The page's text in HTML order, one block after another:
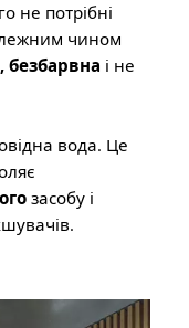
не потрібні
чином
безбарвна і не
вода. Це
засобу і